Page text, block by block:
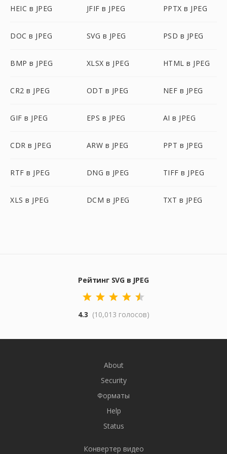
HEIC в JPEG JFIF в JPEG PPTX в JPEG
DOC в JPEG SVG в JPEG PSD в JPEG
BMP в JPEG XLSX в JPEG HTML в JPEG
CR2 в JPEG ODT в JPEG NEF в JPEG
GIF в JPEG EPS в JPEG AI в JPEG
CDR в JPEG ARW в JPEG PPT в JPEG
RTF в JPEG DNG в JPEG TIFF в JPEG
XLS в JPEG DCM в JPEG TXT в JPEG
Рейтинг SVG в JPEG
4.3 (10,013 голосов)
About
Security
Форматы
Help
Status
Конвертер видео